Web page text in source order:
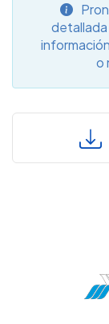
o